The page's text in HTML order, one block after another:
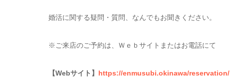
婚活に関する疑問・質問、なんでもお聞きください。
※ご来店のご予約は、Ｗｅｂサイトまたはお電話にて
【Webサイト】 https://enmusubi.okinawa/reservation/